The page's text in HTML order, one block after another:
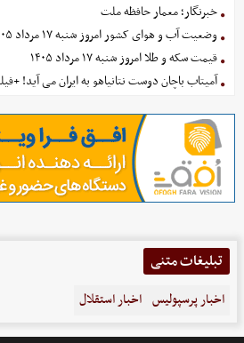
خبرنگار؛ معمار حافظه ملت
وضعیت آب و هوای کشور امروز شنبه ۱۷ مرداد ۱۴۰۵
قیمت سکه و طلا امروز شنبه ۱۷ مرداد ۱۴۰۵
آمیتاب باچان دوست نتانیاهو به ایران می آید!
تبلیغات متنی
اخبار پرسپولیس اخبار استقلال